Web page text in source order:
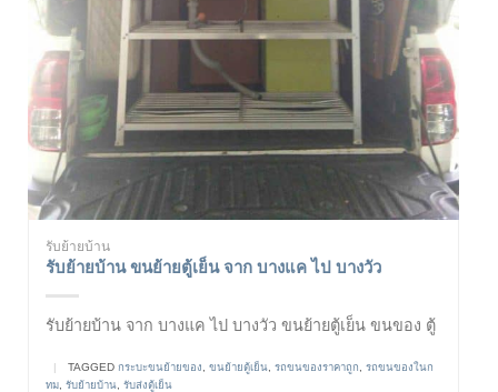
รับย้ายบ้าน
รับย้ายบ้าน ขนย้ายตู้เย็น จาก บางแค ไป บางวัว
รับย้ายบ้าน จาก บางแค ไป บางวัว ขนย้ายตู้เย็น ขนของ ตู้
| TAGGED กระบะขนย้ายของ ขนย้ายตู้เย็น รถขนของราคาถูก
รถขนของในก
ทม รับย้ายบ้าน รับส่งตู้เย็น